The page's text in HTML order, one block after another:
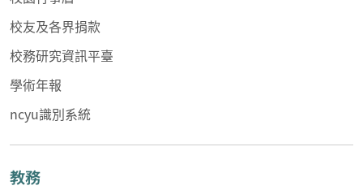
校友及各界捐款
校務研究資訊平臺
學術年報
ncyu識別系統
教務